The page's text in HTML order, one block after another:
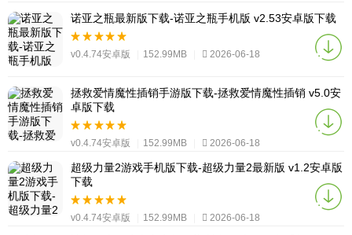
诺亚之瓶最新版下载-诺亚之瓶手机版 v2.53安卓版下载
v0.4.74安卓版 152.99MB 2026-06-18
拯救爱情魔性插销手游版下载-拯救爱情魔性插销 v5.0安
卓版下载
v0.4.74安卓版 152.99MB 2026-06-18
超级力量2游戏手机版下载-超级力量2最新版 v1.2安卓版
下载
v0.4.74安卓版 152.99MB 2026-06-18